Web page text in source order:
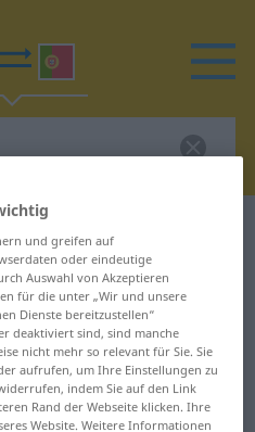
und greifen auf
oder eindeutige
Auswahl von Akzeptieren
für die unter „Wir und unsere
Dienste bereitzustellen“
deaktiviert sind, sind manche
nicht mehr so relevant für Sie. Sie
aufrufen, um Ihre Einstellungen zu
indem Sie auf den Link
Rand der Webseite klicken. Ihre
Website. Weitere Informationen